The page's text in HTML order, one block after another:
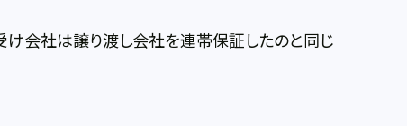
け会社は譲り渡し会社を連帯保証したのと同じ